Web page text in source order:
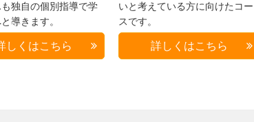
独自の個別指導で学
導きます。
しくはこちら
いと考えている方に向けたコー
スです。
詳しくはこちら